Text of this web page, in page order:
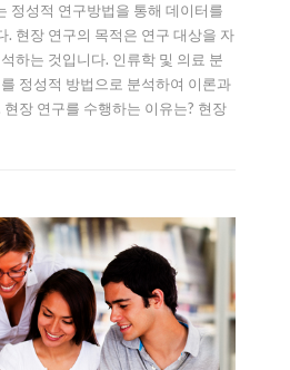
정성적 연구방법을 통해 데이터를
. 현장 연구의 목적은 연구 대상을 자
하는 것입니다. 인류학 및 의료 분
정성적 방법으로 분석하여 이론과
장 연구를 수행하는 이유는? 현장